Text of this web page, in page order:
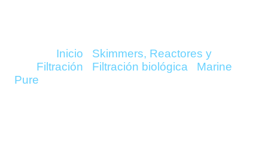
Inicio
Skimmers, Reactores y
Filtración
Filtración biológica
Marine
Pure